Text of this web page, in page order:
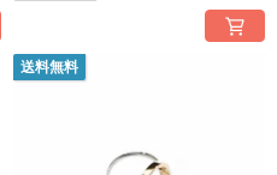
送料無料